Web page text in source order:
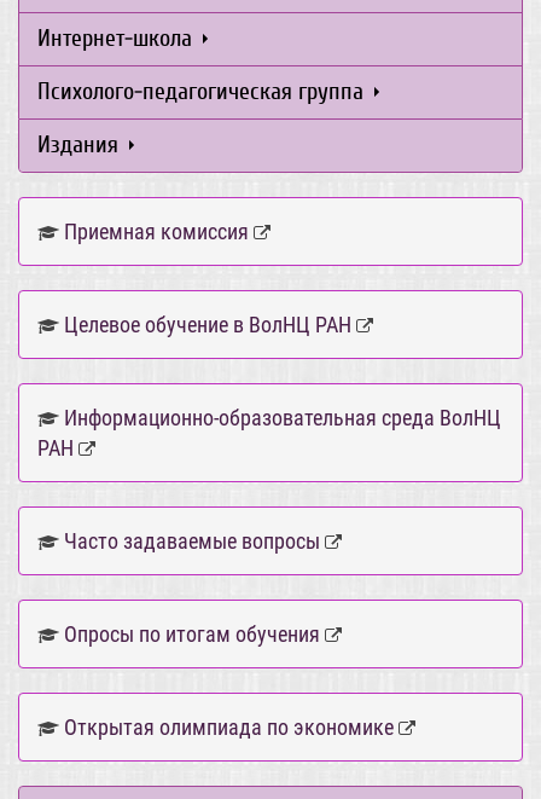
Интернет-школа
Психолого-педагогическая группа
Издания
Приемная комиссия
Целевое обучение в ВолНЦ РАН
Информационно-образовательная среда ВолНЦ
РАН
Часто задаваемые вопросы
Опросы по итогам обучения
Открытая олимпиада по экономике